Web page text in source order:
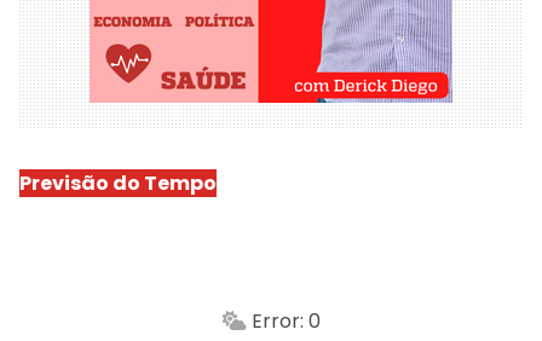
Previsão do Tempo
Min.
Error: 0